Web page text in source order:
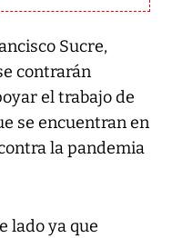
Sucre,
contrarán
el trabajo de
se encuentran en
la pandemia
lado ya que